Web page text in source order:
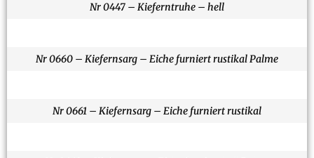
Nr 0447 – Kieferntruhe – hell
Nr 0660 – Kiefernsarg – Eiche furniert rustikal Palme
Nr 0661 – Kiefernsarg – Eiche furniert rustikal